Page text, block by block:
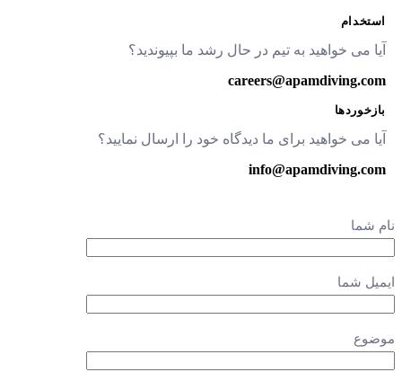
استخدام
آیا می خواهید به تیم در حال رشد ما بپیوندید؟
careers@apamdiving.com
بازخوردها
آیا می خواهید برای ما دیدگاه خود را ارسال نمایید؟
info@apamdiving.com
نام شما
ایمیل شما
موضوع